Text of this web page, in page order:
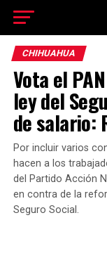
CHIHUAHUA
Vota el
ley del
de salario:
Por incluir varios
hacen a los
del Partido Acción
en contra de la
Seguro Social.